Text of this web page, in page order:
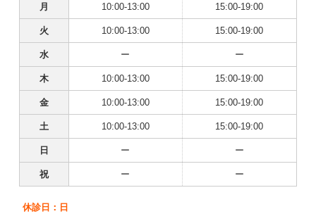
月 10:00-13:00 15:00-19:00
火 10:00-13:00 15:00-19:00
水 ー ー
木 10:00-13:00 15:00-19:00
金 10:00-13:00 15:00-19:00
土 10:00-13:00 15:00-19:00
日 ー ー
祝 ー ー
休診日：日